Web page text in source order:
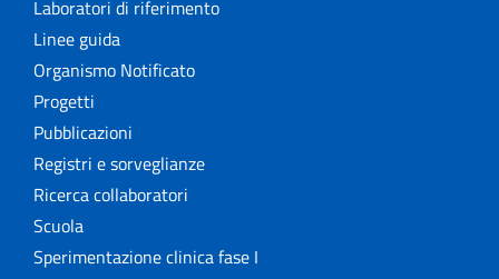
Laboratori di riferimento
Linee guida
Organismo Notificato
Progetti
Pubblicazioni
Registri e sorveglianze
Ricerca collaboratori
Scuola
Sperimentazione clinica fase I